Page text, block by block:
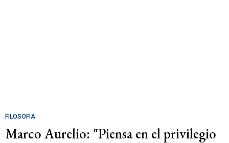
FILOSOFÍA
Marco Aurelio: "Piensa en el privilegio